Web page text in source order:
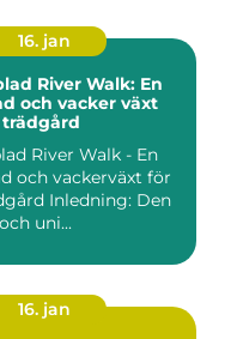
16. jan
River Walk: En
och vacker växt
River Walk - En
och vackerväxt för
Den
uni...
16. jan